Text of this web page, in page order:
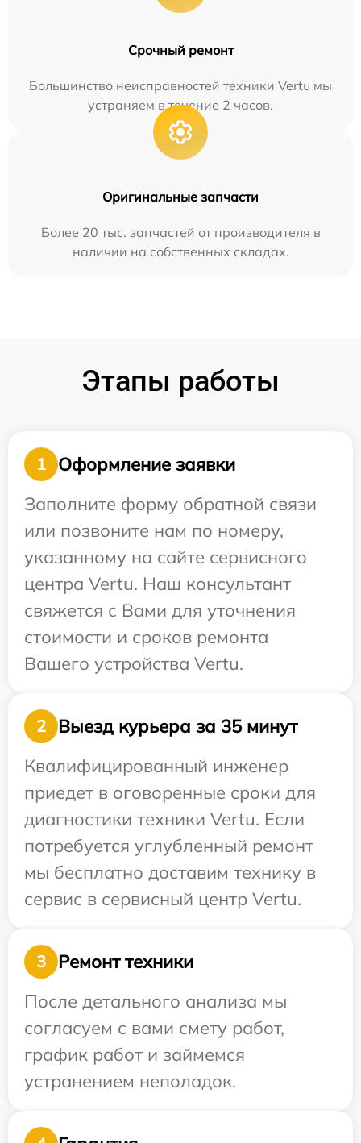
Срочный ремонт
Большинство неисправностей техники Vertu мы
устраняем в течение 2 часов.
Оригинальные запчасти
Более 20 тыс. запчастей от производителя в
наличии на собственных складах.
Этапы работы
1
Оформление заявки
Заполните форму обратной связи
или позвоните нам по номеру,
указанному на сайте сервисного
центра Vertu. Наш консультант
свяжется с Вами для уточнения
стоимости и сроков ремонта
Вашего устройства Vertu.
2
Выезд курьера за 35 минут
Квалифицированный инженер
приедет в оговоренные сроки для
диагностики техники Vertu. Если
потребуется углубленный ремонт
мы бесплатно доставим технику в
сервис в сервисный центр Vertu.
3
Ремонт техники
После детального анализа мы
согласуем с вами смету работ,
график работ и займемся
устранением неполадок.